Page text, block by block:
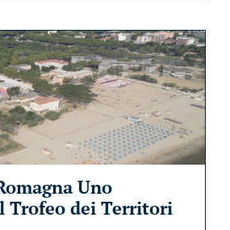
Uno
Trofeo dei Territori